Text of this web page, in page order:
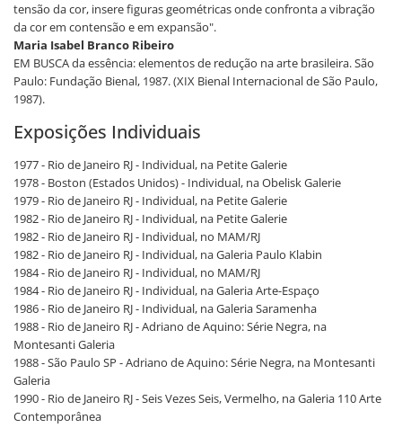
tensão da cor, insere figuras geométricas onde confronta a vibração
da cor em contensão e em expansão".
Maria Isabel Branco Ribeiro
EM BUSCA da essência: elementos de redução na arte brasileira. São
Paulo: Fundação Bienal, 1987. (XIX Bienal Internacional de São Paulo,
1987).
Exposições Individuais
1977 - Rio de Janeiro RJ - Individual, na Petite Galerie
1978 - Boston (Estados Unidos) - Individual, na Obelisk Galerie
1979 - Rio de Janeiro RJ - Individual, na Petite Galerie
1982 - Rio de Janeiro RJ - Individual, na Petite Galerie
1982 - Rio de Janeiro RJ - Individual, no MAM/RJ
1982 - Rio de Janeiro RJ - Individual, na Galeria Paulo Klabin
1984 - Rio de Janeiro RJ - Individual, no MAM/RJ
1984 - Rio de Janeiro RJ - Individual, na Galeria Arte-Espaço
1986 - Rio de Janeiro RJ - Individual, na Galeria Saramenha
1988 - Rio de Janeiro RJ - Adriano de Aquino: Série Negra, na
Montesanti Galeria
1988 - São Paulo SP - Adriano de Aquino: Série Negra, na Montesanti
Galeria
1990 - Rio de Janeiro RJ - Seis Vezes Seis, Vermelho, na Galeria 110 Arte
Contemporânea